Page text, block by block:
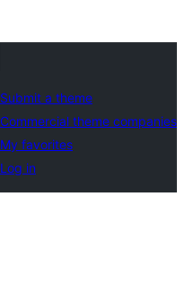
Submit a theme
Commercial theme companies
My favorites
Log in